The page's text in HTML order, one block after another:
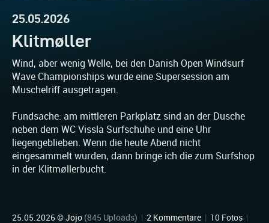
25.05.2026
Klitmøller
Wind, aber wenig Welle, bei den Danish Open Windsurf
Wave Championships wurde eine Supersession am
Muschelriff ausgetragen.
Fundsache: am mittleren Parkplatz sind an der Dusche
neben dem WC Vissla Surfschuhe und eine Uhr
liegengeblieben. Wenn die heute Abend nicht
eingesammelt wurden, dann bringe ich die zum Surfshop
in der Klitmøllerbucht.
25.05.2026 ©Jojo (845 Uploads) | 2 Kommentare | 10 Fotos |